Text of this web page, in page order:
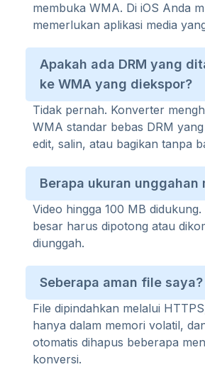
membuka WMA. Di iOS Anda
memerlukan aplikasi media
Apakah ada DRM yang
ke WMA yang diekspor?
Tidak pernah. Konverter
WMA standar bebas DRM
edit, salin, atau bagikan tanpa
Berapa ukuran unggahan
Video hingga 100 MB
besar harus dipotong atau
diunggah.
Seberapa aman file saya?
File dipindahkan melalui
hanya dalam memori volatil,
otomatis dihapus beberapa
konversi.